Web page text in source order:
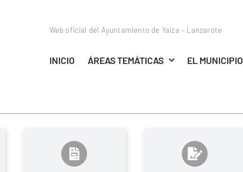
Web oficial del Ayuntamiento de Yaiza – Lanzarote
INICIO ÁREAS TEMÁTICAS EL MUNICIPIO